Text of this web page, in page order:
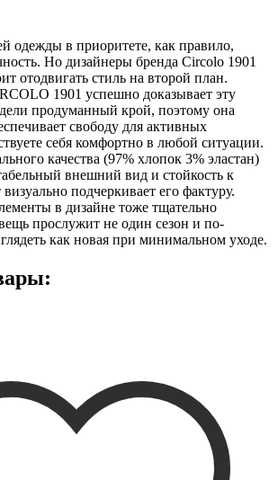
одежды в приоритете, как правило,
Но дизайнеры бренда Circolo 1901
отодвигать стиль на второй план.
1901 успешно доказывает эту
продуманный крой, поэтому она
свободу для активных
себя комфортно в любой ситуации.
качества (97% хлопок 3% эластан)
внешний вид и стойкость к
подчеркивает его фактуру.
в дизайне тоже тщательно
прослужит не один сезон и по-
как новая при минимальном уходе.